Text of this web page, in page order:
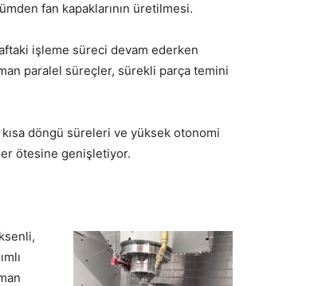
fan kapaklarının üretilmesi.
işleme süreci devam ederken
paralel süreçler, sürekli parça temini
döngü süreleri ve yüksek otonomi
ötesine genişletiyor.